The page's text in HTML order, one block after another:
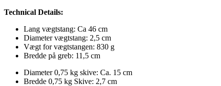
Technical Details:
Lang vægtstang: Ca 46 cm
Diameter vægtstang: 2,5 cm
Vægt for vægtstangen: 830 g
Bredde på greb: 11,5 cm
Diameter 0,75 kg skive: Ca. 15 cm
Bredde 0,75 kg Skive: 2,7 cm